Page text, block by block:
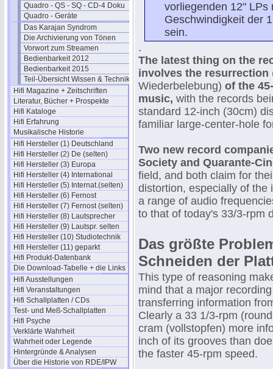
Quadro - QS - SQ - CD-4 Doku
Quadro - Geräte
Das Karajan Syndrom
Die Archivierung von Tönen
Vorwort zum Streamen
Bedienbarkeit 2012
Bedienbarkeit 2015
Teil-Übersicht Wissen & Technik
Hifi Magazine + Zeitschriften
Literatur, Bücher + Prospekte
Hifi Kataloge
Hifi Erfahrung
Musikalische Historie
Hifi Hersteller (1) Deutschland
Hifi Hersteller (2) De (selten)
Hifi Hersteller (3) Europa
Hifi Hersteller (4) International
Hifi Hersteller (5) Internat.(selten)
Hifi Hersteller (6) Fernost
Hifi Hersteller (7) Fernost (selten)
Hifi Hersteller (8) Lautsprecher
Hifi Hersteller (9) Lautspr. selten
Hifi Hersteller (10) Studiotechnik
Hifi Hersteller (11) geparkt
Hifi Produkt-Datenbank
Die Download-Tabelle + die Links
Hifi Ausstellungen
Hifi Veranstaltungen
Hifi Schallplatten / CDs
Test- und Meß-Schallplatten
Hifi Psyche
Verklärte Wahrheit
Wahrheit oder Legende
Hintergründe & Analysen
Über die Historie von RDE/IPW
vorliegenden 12" LPs
Geschwindigkeit der
sein.
.
The latest thing on the
involves the resurrection
Wiederbelebung) of the
music, with the records
standard 12-inch (30cm)
familiar large-center-hole
Two new record
Society and Quarante-
field, and both claim for
distortion, especially of the
a range of audio
to that of today's 33/3-rpm
Das größte
Schneiden der
This type of reasoning
mind that a major
transferring information
Clearly a 33 1/3-rpm
cram (vollstopfen) more
inch of its grooves than
the faster 45-rpm speed.